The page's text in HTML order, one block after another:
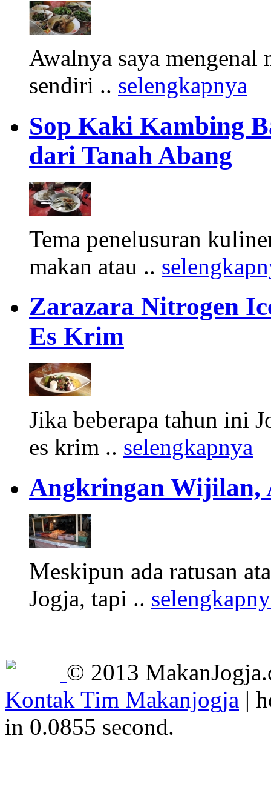
Awalnya saya mengenal
sendiri .. selengkapnya
Sop Kaki Kambing
dari Tanah Abang
Tema penelusuran
makan atau ..
Zarazara Nitrogen
Es Krim
Jika beberapa tahun ini
es krim .. selengkapnya
Angkringan Wijilan,
Meskipun ada ratusan
Jogja, tapi ..
© 2013
Kontak Tim Makanjogja |
in 0.0855 second.